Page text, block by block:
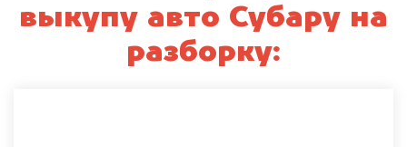
выкупу авто Субару на
разборку: